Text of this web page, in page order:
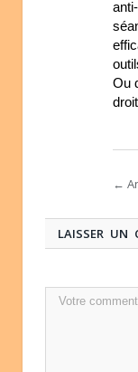
Ou
←
LAISSER UN